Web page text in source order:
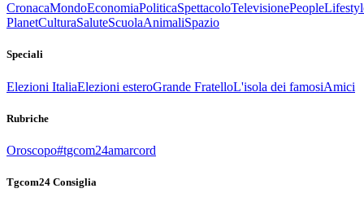
CronacaMondoEconomiaPoliticaSpettacoloTelevisionePeople
PlanetCulturaSaluteScuolaAnimaliSpazio
Speciali
Elezioni ItaliaElezioni esteroGrande FratelloL'isola dei famosiAmici
Rubriche
Oroscopo#tgcom24amarcord
Tgcom24 Consiglia